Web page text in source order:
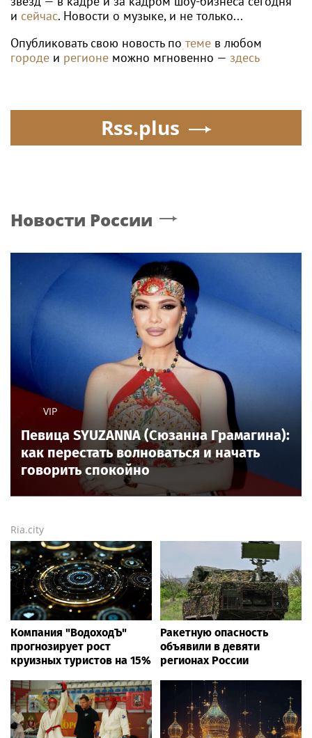
и сейчас. Новости о музыке, и не только...
Опубликовать свою новость по теме в любом
городе и регионе можно мгновенно — здесь
Rss.plus
Новости России
VIP
Певица SYUZANNA (Сюзанна Грамагина):
как перестать волноваться и начать
говорить спокойно
Ria.city
Компания "ВодоходЪ"
прогнозирует рост
круизных туристов на 15%
Ракетную опасность
объявили в девяти
регионах России